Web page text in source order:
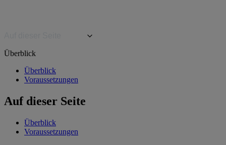
Überblick
Überblick
Voraussetzungen
Auf dieser Seite
Überblick
Voraussetzungen